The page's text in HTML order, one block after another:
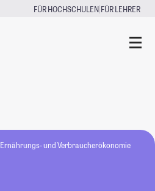
FÜR HOCHSCHULEN|FÜR LEHRER
Ernährungs- und Verbraucherökonomie